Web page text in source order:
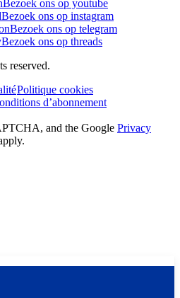
Bezoek ons op youtube
Bezoek ons op instagram
Bezoek ons op telegram
Bezoek ons op threads
reserved.
Politique cookies
d’abonnement
and the Google Privacy